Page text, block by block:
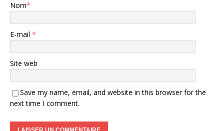
Nom*
E-mail *
Site web
Save my name, email, and website in this browser for the
next time I comment.